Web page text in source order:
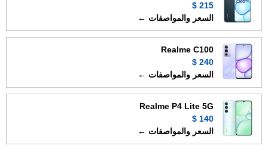
215 $
السعر والمواصفات ←
Realme C100
240 $
السعر والمواصفات ←
Realme P4 Lite 5G
140 $
السعر والمواصفات ←